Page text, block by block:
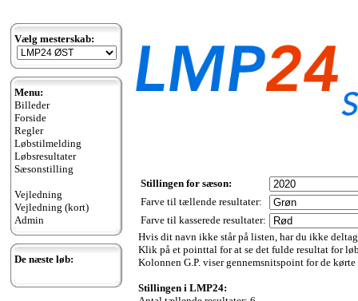
Vælg mesterskab:
Menu:
Billeder
Forside
Regler
Løbstilmelding
Løbsresultater
Sæsonstilling
Vejledning
Vejledning (kort)
Admin
De næste løb:
Stillingen for sæson:
Farve til tællende resultater:
Farve til kasserede resultater:
Hvis dit navn ikke står på listen, har du ikke
Klik på et pointtal for at se det fulde resultat for
Kolonnen G.P. viser gennemsnitspoint for de
Stillingen i LMP24: